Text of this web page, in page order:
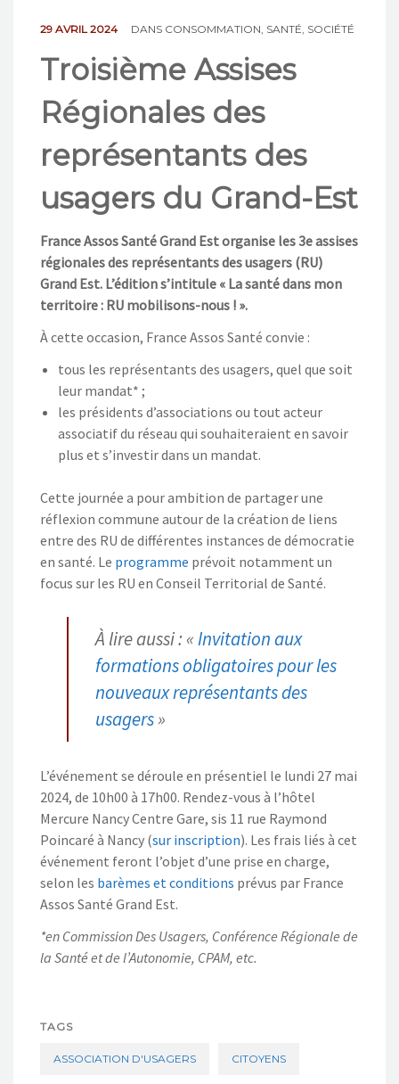
29 AVRIL 2024 DANS CONSOMMATION SANTÉ SOCIÉTÉ
Troisième Assises
Régionales des
représentants des
usagers du Grand-Est
France Assos Santé Grand Est organise les 3e assises
régionales des représentants des usagers (RU)
Grand Est. L’édition s’intitule « La santé dans mon
territoire : RU mobilisons-nous ! ».
À cette occasion, France Assos Santé convie :
tous les représentants des usagers, quel que soit
leur mandat* ;
les présidents d’associations ou tout acteur
associatif du réseau qui souhaiteraient en savoir
plus et s’investir dans un mandat.
Cette journée a pour ambition de partager une
réflexion commune autour de la création de liens
entre des RU de différentes instances de démocratie
en santé. Le programme prévoit notamment un
focus sur les RU en Conseil Territorial de Santé.
À lire aussi : «Invitation aux
formations obligatoires pour les
nouveaux représentants des
usagers»
L’événement se déroule en présentiel le lundi 27 mai
2024, de 10h00 à 17h00. Rendez-vous à l’hôtel
Mercure Nancy Centre Gare, sis 11 rue Raymond
Poincaré à Nancy (sur inscription). Les frais liés à cet
événement feront l’objet d’une prise en charge,
selon les barèmes et conditions prévus par France
Assos Santé Grand Est.
*en Commission Des Usagers, Conférence Régionale de
la Santé et de l’Autonomie, CPAM, etc.
TAGS
ASSOCIATION D'USAGERS CITOYENS